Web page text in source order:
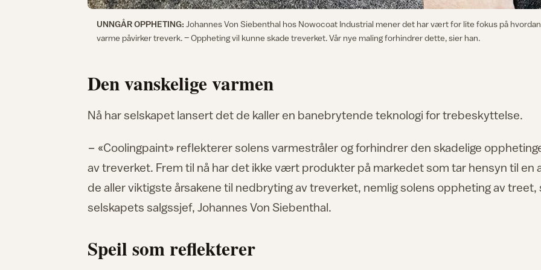
UNNGÅR OPPHETING: Johannes Von Siebenthal hos Nowocoat Industrial mener det har vært for lite fokus på hvordan
varme påvirker treverk. – Oppheting vil kunne skade treverket. Vår nye maling forhindrer dette, sier han.
Den vanskelige varmen
Nå har selskapet lansert det de kaller en banebrytende teknologi for trebeskyttelse.
− «Coolingpaint» reflekterer solens varmestråler og forhindrer den skadelige
av treverket. Frem til nå har det ikke vært produkter på markedet som tar hensyn til en
de aller viktigste årsakene til nedbryting av treverket, nemlig solens oppheting av treet,
selskapets salgssjef, Johannes Von Siebenthal.
Speil som reflekterer